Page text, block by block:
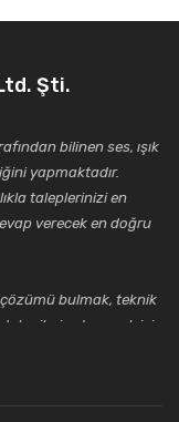
Şti.
bilinen ses, ışık
yapmaktadır.
taleplerinizi en
verecek en doğru
bulmak, teknik
ileriye taşımak için